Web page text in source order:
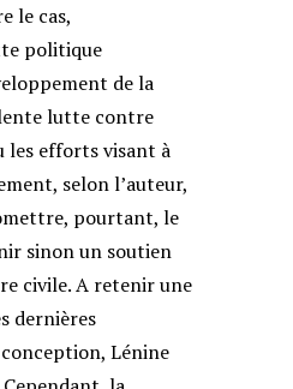
le cas,
politique
de la
lutte contre
les efforts visant à
selon l’auteur,
pourtant, le
sinon un soutien
civile. A retenir une
dernières
Lénine